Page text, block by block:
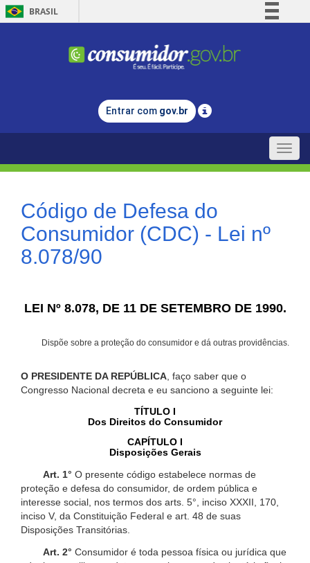
BRASIL
Comunica BR
Legislação
Entrar com gov.br
Toggle
Código de Defesa do
Consumidor (CDC) - Lei nº
8.078/90
LEI Nº 8.078, DE 11 DE SETEMBRO DE 1990.
Dispõe sobre a proteção do consumidor e dá outras providências.
O PRESIDENTE DA REPÚBLICA , faço saber que o
Congresso Nacional decreta e eu sanciono a seguinte lei:
TÍTULO I
Dos Direitos do Consumidor
CAPÍTULO I
Disposições Gerais
Art. 1° O presente código estabelece normas de
proteção e defesa do consumidor, de ordem pública e
interesse social, nos termos dos arts. 5°, inciso XXXII, 170,
inciso V, da Constituição Federal e art. 48 de suas
Disposições Transitórias.
Art. 2° Consumidor é toda pessoa física ou jurídica que